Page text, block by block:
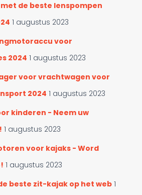
de beste lenspompen
1 augustus 2023
voor
2024 1 augustus 2023
voor vrachtwagen voor
2024 1 augustus 2023
kinderen - Neem uw
1 augustus 2023
voor kajaks - Word
1 augustus 2023
beste zit-kajak op het web 1